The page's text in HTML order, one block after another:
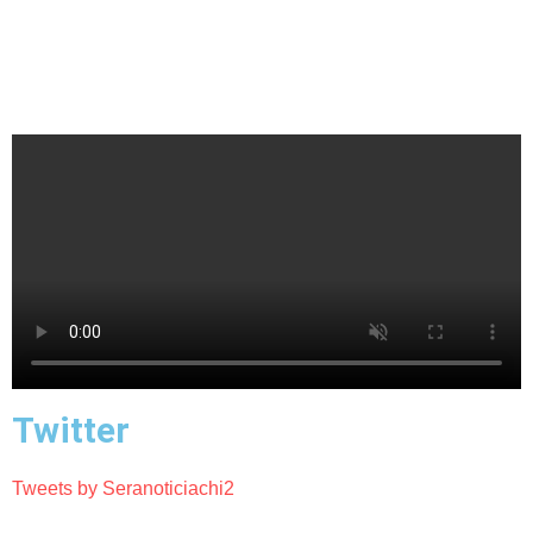
Twitter
Tweets by Seranoticiachi2